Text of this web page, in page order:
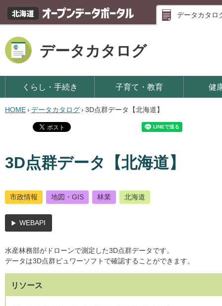
データカタロ
データカタログ
くらし・手続き 子育て・教育 健
HOME› データカタログ› 3D点群データ【北海道】
3D点群データ【北海道】
市政情報 地図・GIS 林業 北海道
WEBAPI
水産林務部がドローンで測定した3D点群データです。
データは3D点群ビュワーソフトで確認することができます。
リソース